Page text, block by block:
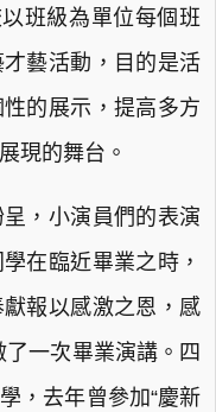
班級為單位每個班
藝活動，目的是活
的展示，提高多方
現的舞台。
，小演員們的表演
在臨近畢業之時，
報以感激之恩，感
一次畢業演講。四
，去年曾參加“慶新